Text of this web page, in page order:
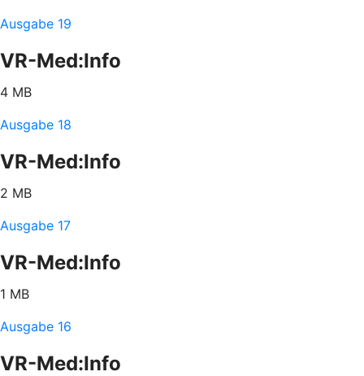
Ausgabe 19
VR-Med:Info
4 MB
Ausgabe 18
VR-Med:Info
2 MB
Ausgabe 17
VR-Med:Info
1 MB
Ausgabe 16
VR-Med:Info